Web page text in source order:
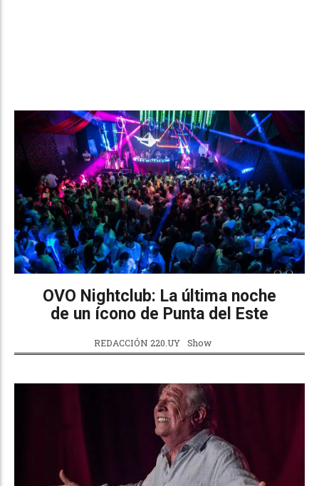
OVO Nightclub: La última noche
de un ícono de Punta del Este
REDACCIÓN 220.UY Show